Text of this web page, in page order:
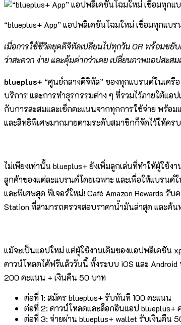
“blueplus+ App” แอปพลิเคชันโฉมใหม่ เชื่อมทุกแบ
เมื่อการใช้ชีวิตยุคดิจิทัลเปลี่ยนไปทุกวันOR พร้อมขยับ
ว่าสะดวก ง่าย และคุ้มค่ากว่าเคยเปลี่ยนภาพแอปสะส
blueplus+ “ศูนย์กลางดิจิทัล” ของทุกแบรนด์ในเครื
บริการ และการทำธุรกรรมต่าง ๆ ที่รวมไว้ภายใต้แ
กับการสะสมและเช็กคะแนนจากทุกการใช้จ่าย พร้อม
และสิทธิพิเศษมากมายตามระดับสมาชิกก็จัดไว้ให้คร
ไม่เพียงเท่านั้น blueplus+ ยังเพิ่มลูกเล่นที่ทำให้ผู้ใ
ลูกค้าของแต่ละแบรนด์โดยเฉพาะ และเพื่อให้แบรนด์
และพิเศษสุด ฟีเจอร์ใหม่! Café Amazon Rewards
Station ที่สามารถตรวจสอบราคาน้ำมันล่าสุด และค้
แม้จะเป็นแอปใหม่ แต่ผู้ใช้งานเดิมของแอปพลิเคชัน
ดาวน์โหลดได้ฟรีแล้ววันนี้ ทั้งระบบ iOS และ
200 คะแนน + เงินคืน 50 บาท
ต่อที่ 1: สมัคร blueplus+ รับทันที 100 คะแนน
ต่อที่ 2: ดาวน์โหลดและล็อกอินแอป blueplus+
ต่อที่ 3: จ่ายผ่าน blueplus+ wallet รับเงินคืน